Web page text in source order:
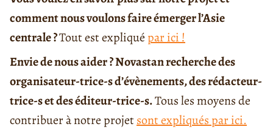
comment nous voulons faire émerger l’Asie
centrale ?Tout est expliquépar ici !
Envie de nous aider ? Novastan recherche des
organisateur-trice-s d’évènements, des rédacteur-
trice-s et des éditeur-trice-s.Tous les moyens de
contribuer à notre projetsont expliqués par ici.